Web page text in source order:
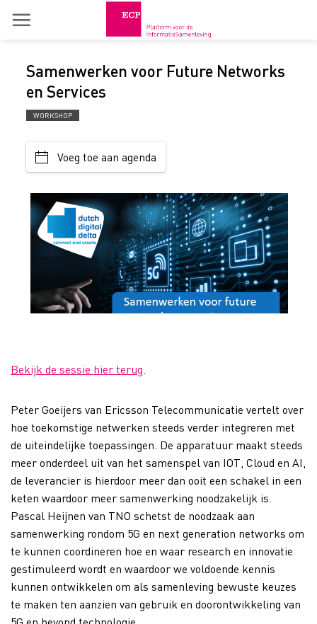
Samenwerken voor Future Networks
en Services
WORKSHOP
Voeg toe aan agenda
Bekijk de sessie hier terug
Peter Goeijers van Ericsson Telecommunicatie vertelt over
hoe toekomstige netwerken steeds verder integreren met
de uiteindelijke toepassingen. De apparatuur maakt steeds
meer onderdeel uit van het samenspel van IOT, Cloud en AI,
de leverancier is hierdoor meer dan ooit een schakel in een
keten waardoor meer samenwerking noodzakelijk is.
Pascal Heijnen van TNO schetst de noodzaak aan
samenwerking rondom 5G en next generation networks om
te kunnen coordineren hoe en waar research en innovatie
gestimuleerd wordt en waardoor we voldoende kennis
kunnen ontwikkelen om als samenleving bewuste keuzes
te maken ten aanzien van gebruik en doorontwikkeling van